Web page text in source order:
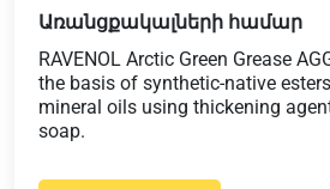
Առանցքակալների համար
RAVENOL Arctic Green Grease
the basis of synthetic-native
mineral oils using thickening
soap.